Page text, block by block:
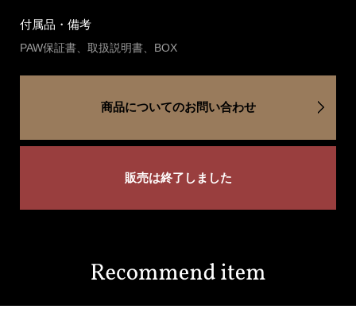
付属品・備考
PAW保証書、取扱説明書、BOX
商品についてのお問い合わせ
販売は終了しました